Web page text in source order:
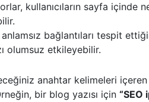
kullanıcıların sayfa
bağlantıları tespit
olumsuz etkileyebilir.
anahtar kelimeleri içeren
bir blog yazısı için “SEO